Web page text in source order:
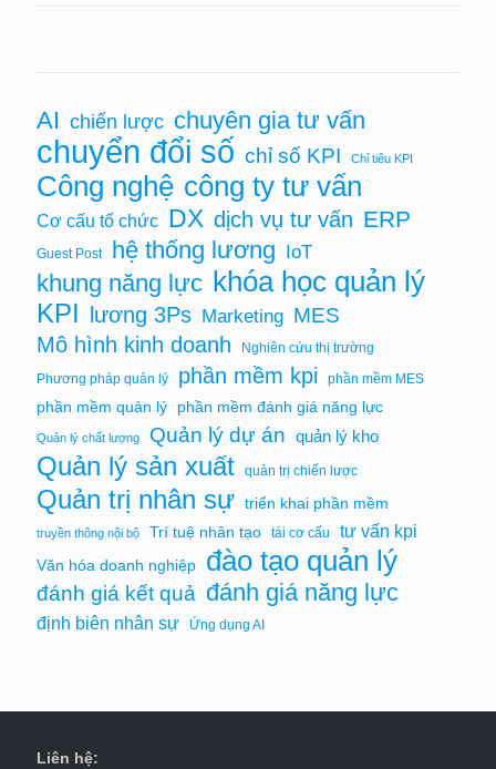
AI chiến lược chuyên gia tư vấn
chuyển đổi số chỉ số KPI Chỉ tiêu KPI
Công nghệ công ty tư vấn
Cơ cấu tổ chức DX dịch vụ tư vấn ERP
Guest Post hệ thống lương IoT
khung năng lực khóa học quản lý
KPI lương 3Ps Marketing MES
Mô hình kinh doanh
Nghiên cứu thị trường
Phương pháp quản lý
phần mềm kpi phần mềm MES
phần mềm quản lý phần mềm đánh giá năng lực
Quản lý chất lượng Quản lý dự án quản lý kho
Quản lý sản xuất quản trị chiến lược
Quản trị nhân sự triển khai phần mềm
truyền thông nội bộ Trí tuệ nhân tạo tái cơ cấu tư vấn kpi
Văn hóa doanh nghiệp đào tạo quản lý
đánh giá kết quả đánh giá năng lực
định biên nhân sự Ứng dụng AI
Liên hệ: